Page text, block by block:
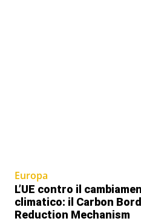
Europa
L’UE contro il
climatico: il Carbon
Reduction Mechanism